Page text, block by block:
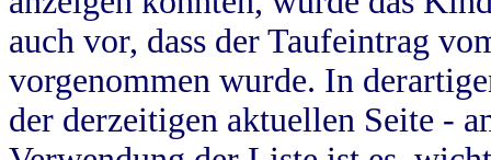
auch vor, dass der Taufeintrag
vorgenommen wurde. In
der derzeitigen aktuellen Seite -